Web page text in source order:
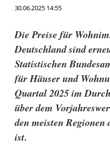
30.06.2025 14:55
Die Preise für
Deutschland sind
Statistischen
für Häuser und
Quartal 2025 im
über dem
den meisten Regionen
ist.